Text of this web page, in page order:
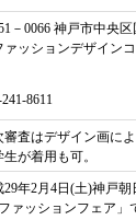
－0066 神戸市中央
ァッションデザイン
8611
審査はデザイン画に
生が着用も可。
29年2月4日(土)神戸
ァッションフェア」